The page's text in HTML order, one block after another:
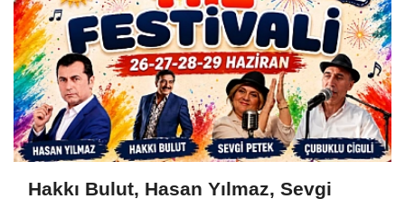
Hakkı Bulut, Hasan Yılmaz, Sevgi